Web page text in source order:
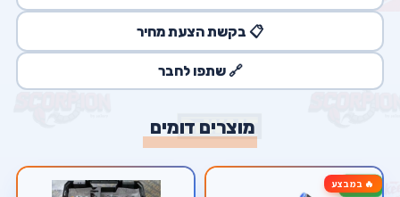
📋 בקשת הצעת מחיר
🔗 שתפו לחבר
מוצרים דומים
🔥 במבצע-25%